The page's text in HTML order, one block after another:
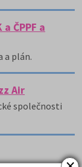
ČPPF a
a plán.
Air
společnosti